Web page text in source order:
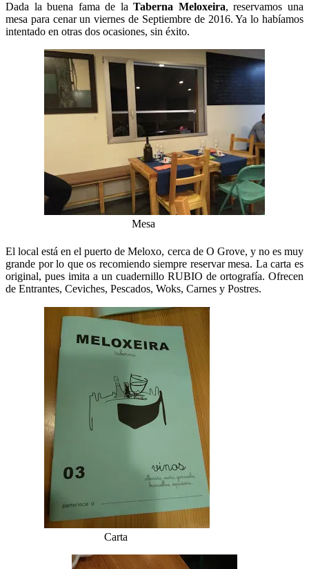
Dada la buena fama de laTaberna Meloxeira, reservamos una
mesa para cenar un viernes de Septiembre de 2016. Ya lo habíamos
intentado en otras dos ocasiones, sin éxito.
Mesa
El local está en el puerto de Meloxo, cerca de O Grove, y no es muy
grande por lo que os recomiendo siempre reservar mesa. La carta es
original, pues imita a un cuadernillo RUBIO de ortografía. Ofrecen
de Entrantes, Ceviches, Pescados, Woks, Carnes y Postres.
Carta